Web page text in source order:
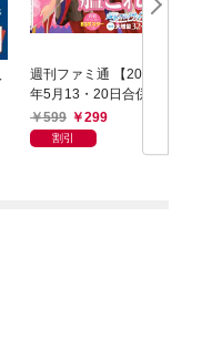
週刊ファミ通 【2021
年5月13・20日合併
号】599 299
割引